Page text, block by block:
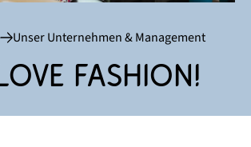
Unser Unternehmen & Management
fashion!